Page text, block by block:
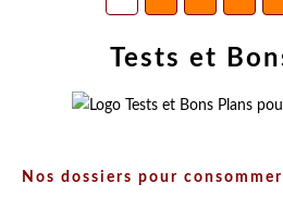
Tests et
Nos dossiers pour